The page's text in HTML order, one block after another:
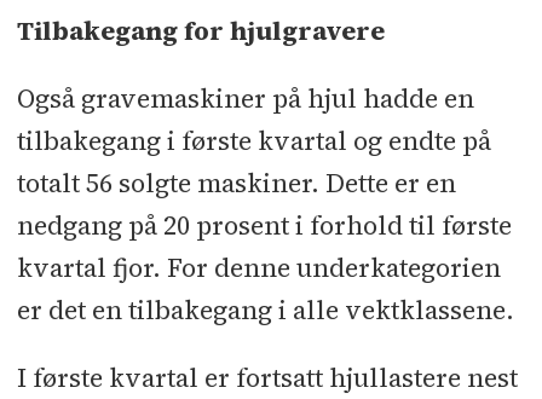
Tilbakegang for hjulgravere
Også gravemaskiner på hjul hadde en
tilbakegang i første kvartal og endte på
totalt 56 solgte maskiner. Dette er en
nedgang på 20 prosent i forhold til første
kvartal fjor. For denne underkategorien
er det en tilbakegang i alle vektklassene.
I første kvartal er fortsatt hjullastere nest